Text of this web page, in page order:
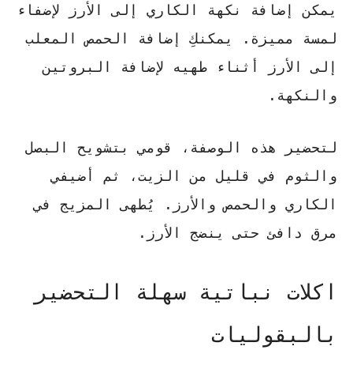
يمكن إضافة نكهة الكاري إلى الأرز لإضفاء
لمسة مميزة. يمكنكِ إضافة الحمص المعلب
إلى الأرز أثناء طهيه لإضافة البروتين
والنكهة.
لتحضير هذه الوصفة، قومي بتشويح البصل
والثوم في قليل من الزيت، ثم أضيفي
الكاري والحمص والأرز. يُطهى المزيج في
مرق دافئ حتى ينضج الأرز.
اكلات نباتية سهلة التحضير
بالبقوليات